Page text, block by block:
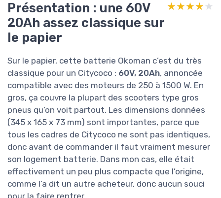
Présentation : une 60V
20Ah assez classique sur
le papier
★★★★★
★★★★★
Sur le papier, cette batterie Okoman c’est du très
classique pour un Citycoco : 60V, 20Ah, annoncée
compatible avec des moteurs de 250 à 1500 W. En
gros, ça couvre la plupart des scooters type gros
pneus qu’on voit partout. Les dimensions données
(345 x 165 x 73 mm) sont importantes, parce que
tous les cadres de Citycoco ne sont pas identiques,
donc avant de commander il faut vraiment mesurer
son logement batterie. Dans mon cas, elle était
effectivement un peu plus compacte que l’origine,
comme l’a dit un autre acheteur, donc aucun souci
pour la faire rentrer.